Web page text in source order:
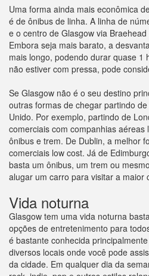
Uma forma ainda mais econômica
é de ônibus de linha. A linha de
e o centro de Glasgow via
Embora seja mais barato, a
mais longo, podendo durar quase 1
não estiver com pressa, pode
Se Glasgow não é o seu destino
outras formas de chegar partindo
Unido. Por exemplo, partindo de
comerciais com companhias aéreas
ônibus e trem. De Dublin, a melhor
comerciais low cost. Já de
basta um ônibus, um trem ou
alugar um carro para visitar a maior
Vida noturna
Glasgow tem uma vida noturna
opções de entretenimento para
é bastante conhecida
diversos locais onde você pode
da cidade. Em qualquer dia da